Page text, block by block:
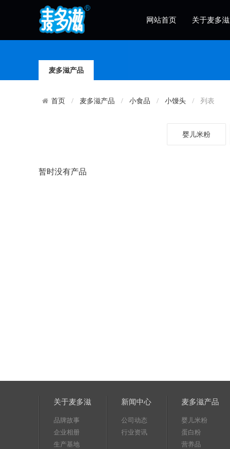
网站首页 关于麦多滋
麦多滋产品
首页 麦多滋产品 小食品 小馒头 列表
婴儿米粉
暂时没有产品
关于麦多滋
品牌故事
企业相册
生产基地
新闻中心
公司动态
行业资讯
麦多滋产品
婴儿米粉
蛋白粉
营养品